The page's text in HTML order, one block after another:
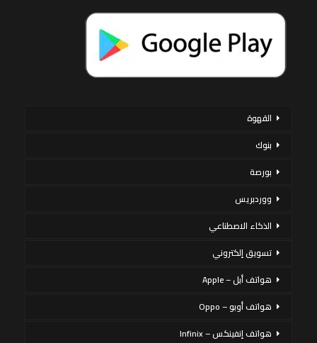
القهوة
بنوك
بورصة
ووردبريس
الذكاء الاصطناعي
تسويق إلكتروني
هواتف أبل – Apple
هواتف أوبو – Oppo
هواتف إنفينكس – Infinix